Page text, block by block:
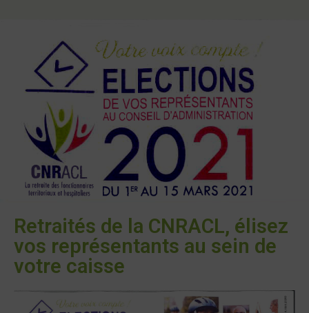
Retraités de la CNRACL, élisez
vos représentants au sein de
votre caisse